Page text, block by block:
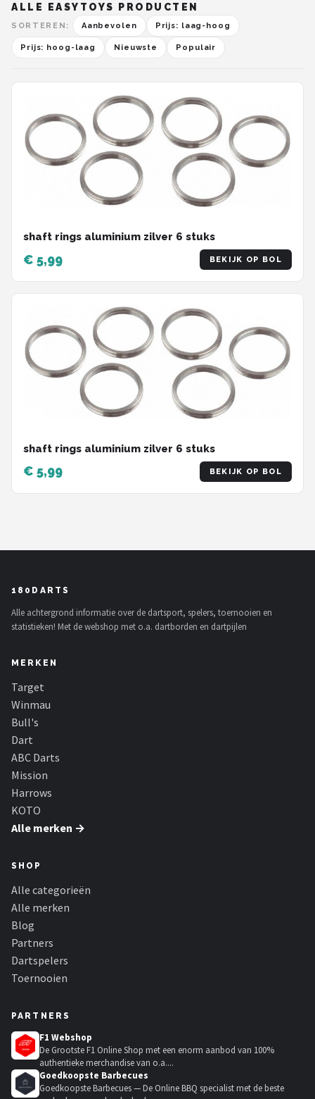
ALLE EASYTOYS PRODUCTEN
SORTEREN: Aanbevolen Prijs: laag-hoog
Prijs: hoog-laag Nieuwste Populair
shaft rings aluminium zilver 6 stuks
€ 5,99 BEKIJK OP BOL
shaft rings aluminium zilver 6 stuks
€ 5,99 BEKIJK OP BOL
180DARTS
Alle achtergrond informatie over de dartsport, spelers, toernooien en
statistieken! Met de webshop met o.a. dartborden en dartpijlen
MERKEN
Target
Winmau
Bull's
Dart
ABC Darts
Mission
Harrows
KOTO
Alle merken →
SHOP
Alle categorieën
Alle merken
Blog
Partners
Dartspelers
Toernooien
PARTNERS
F1 Webshop
De Grootste F1 Online Shop met een enorm aanbod van 100%
authentieke merchandise van o.a....
Goedkoopste Barbecues
Goedkoopste Barbecues — De Online BBQ specialist met de beste